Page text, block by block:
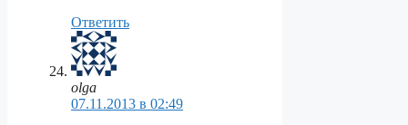
Ответить
olga
07.11.2013 в 02:49